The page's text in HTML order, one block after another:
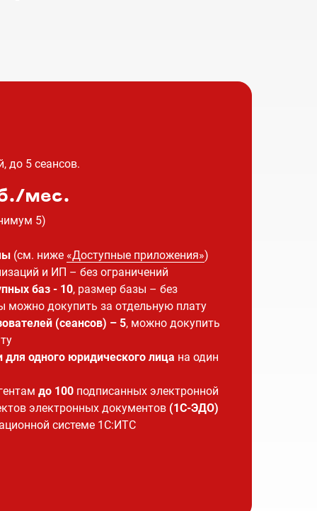
до 5 сеансов.
мес.
5)
(см. ниже «Доступные приложения»)
и ИП – без ограничений
баз - 10, размер базы – без
можно докупить за отдельную плату
(сеансов) – 5, можно докупить
для одного юридического лица на один
до 100подписанных электронной
электронных документов (1С-ЭДО)
системе 1С:ИТС